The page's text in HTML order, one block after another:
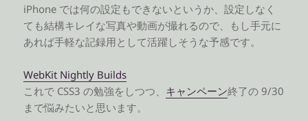
iPhone では何の設定もできないというか、設定しなく
ても結構キレイな写真や動画が撮れるので、もし手元に
あれば手軽な記録用として活躍しそうな予感です。
WebKit Nightly Builds
これで CSS3 の勉強をしつつ、 キャンペーン終了の 9/30
まで悩みたいと思います。